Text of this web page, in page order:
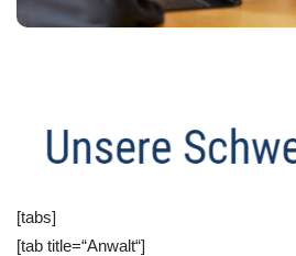
[tabs]
[tab title=“Anwalt“]